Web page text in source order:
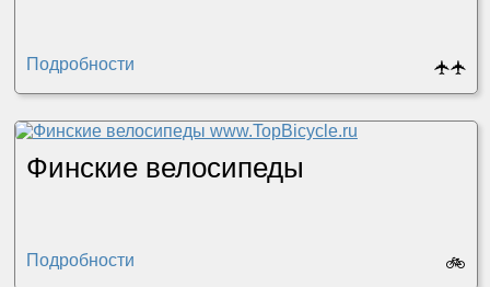
Подробности 🛧
🛧
Финские велосипеды
Подробности 🚲